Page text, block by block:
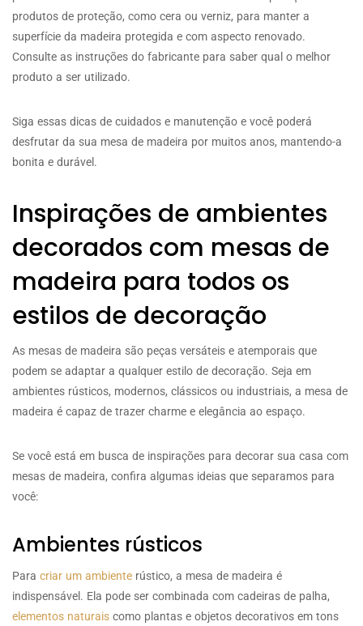
produtos de proteção, como cera ou verniz, para manter a
superfície da madeira protegida e com aspecto renovado.
Consulte as instruções do fabricante para saber qual o melhor
produto a ser utilizado.
Siga essas dicas de cuidados e manutenção e você poderá
desfrutar da sua mesa de madeira por muitos anos, mantendo-a
bonita e durável.
Inspirações de ambientes
decorados com mesas de
madeira para todos os
estilos de decoração
As mesas de madeira são peças versáteis e atemporais que
podem se adaptar a qualquer estilo de decoração. Seja em
ambientes rústicos, modernos, clássicos ou industriais, a mesa de
madeira é capaz de trazer charme e elegância ao espaço.
Se você está em busca de inspirações para decorar sua casa com
mesas de madeira, confira algumas ideias que separamos para
você:
Ambientes rústicos
Para criar um ambiente rústico, a mesa de madeira é
indispensável. Ela pode ser combinada com cadeiras de palha,
elementos naturais como plantas e objetos decorativos em tons